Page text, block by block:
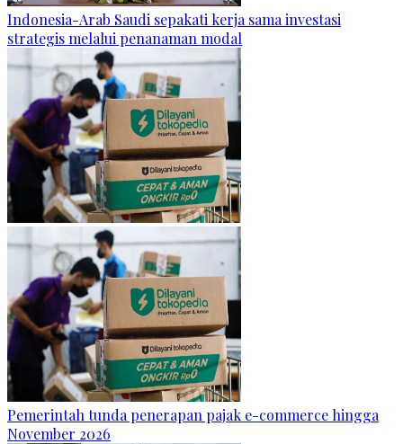
Indonesia-Arab Saudi sepakati kerja sama investasi
strategis melalui penanaman modal
Pemerintah tunda penerapan pajak e-commerce hingga
November 2026